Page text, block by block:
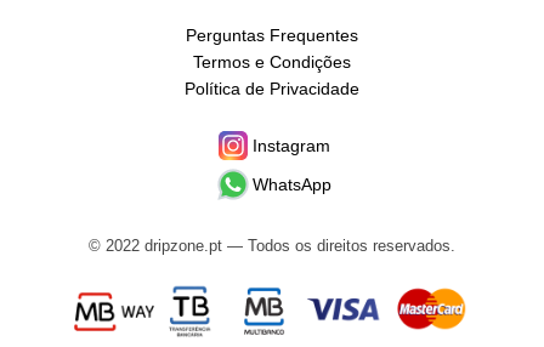
Perguntas Frequentes
Termos e Condições
Política de Privacidade
Instagram
WhatsApp
© 2022 dripzone.pt — Todos os direitos reservados.